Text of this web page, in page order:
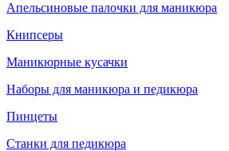
Апельсиновые палочки для маникюра
Книпсеры
Маникюрные кусачки
Наборы для маникюра и педикюра
Пинцеты
Станки для педикюра